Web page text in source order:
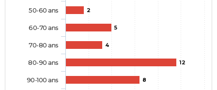
2
5
4
12
8
50-60 ans
60-70 ans
70-80 ans
80-90 ans
90-100 ans